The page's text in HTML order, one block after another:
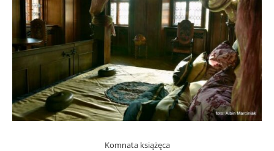
Komnata książęca